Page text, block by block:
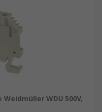
WDU 500V,